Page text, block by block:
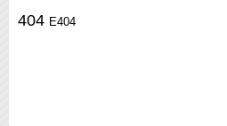
404 E404